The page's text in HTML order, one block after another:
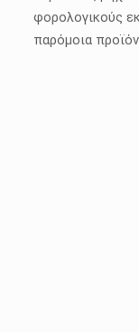
φορολογικούς
παρόμοια